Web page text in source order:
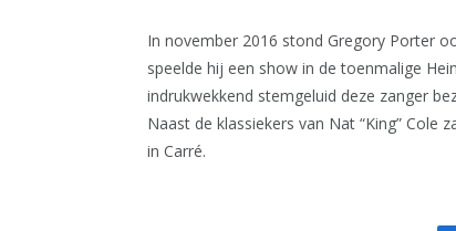
In november 2016 stond Gregory Porter
speelde hij een show in de toenmalige
indrukwekkend stemgeluid deze zanger
Naast de klassiekers van Nat “King”
in Carré.